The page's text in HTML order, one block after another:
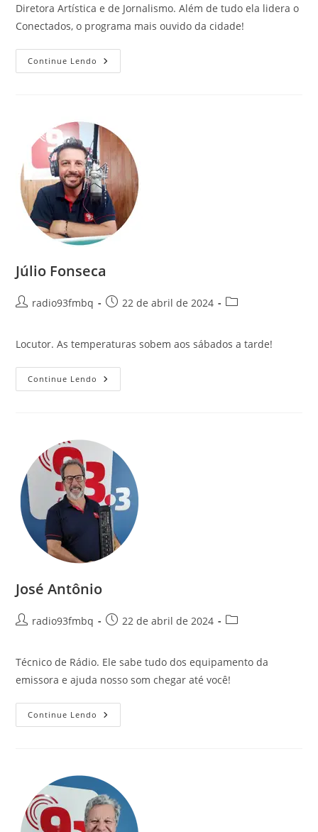
Diretora Artística e de Jornalismo. Além de tudo ela lidera o
Conectados, o programa mais ouvido da cidade!
Continue Lendo
Júlio Fonseca
radio93fmbq 22 de abril de 2024
Locutor. As temperaturas sobem aos sábados a tarde!
Continue Lendo
José Antônio
radio93fmbq 22 de abril de 2024
Técnico de Rádio. Ele sabe tudo dos equipamento da
emissora e ajuda nosso som chegar até você!
Continue Lendo